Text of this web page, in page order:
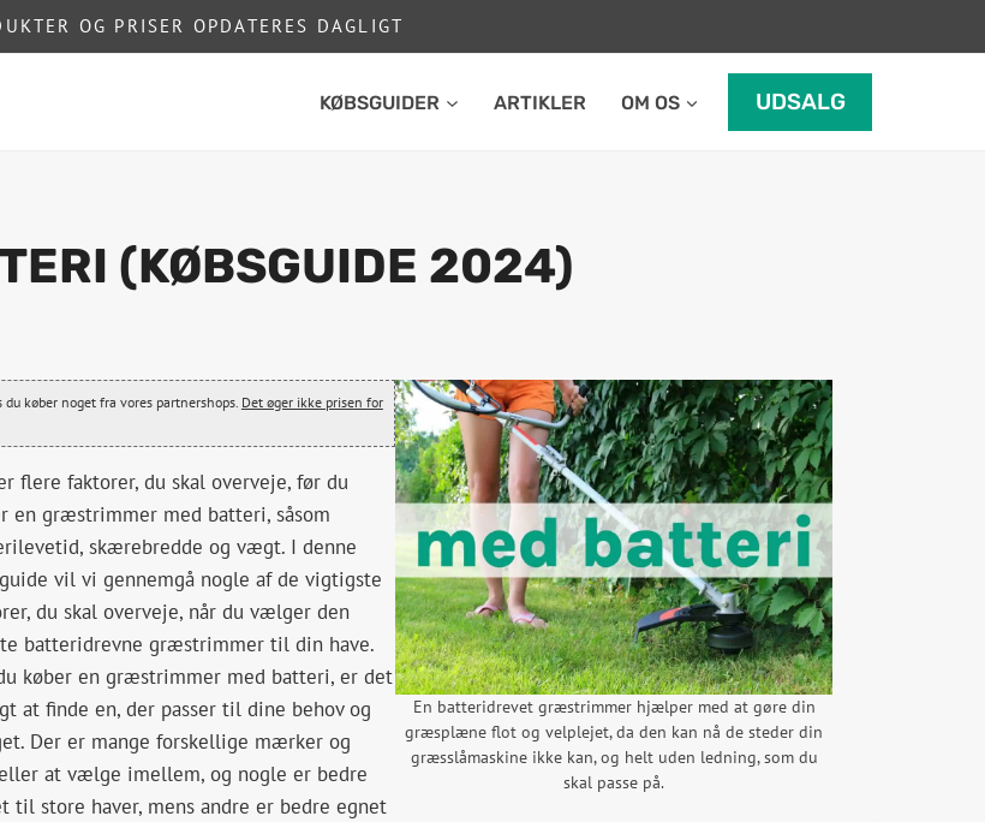
OG PRISER OPDATERES DAGLIGT
KØBSGUIDER ARTIKLER OM OS UDSALG
(KØBSGUIDE 2024)
køber noget fra vores partnershops. Det øger ikke prisen for
flere faktorer, du skal overveje, før du
en græstrimmer med batteri, såsom
skærebredde og vægt. I denne
vil vi gennemgå nogle af de vigtigste
du skal overveje, når du vælger den
batteridrevne græstrimmer til din have.
køber en græstrimmer med batteri, er det
at finde en, der passer til dine behov og
Der er mange forskellige mærker og
at vælge imellem, og nogle er bedre
til store haver, mens andre er bedre egnet
En batteridrevet græstrimmer hjælper med at gøre din
græsplæne flot og velplejet, da den kan nå de steder din
græsslåmaskine ikke kan, og helt uden ledning, som du
skal passe på.